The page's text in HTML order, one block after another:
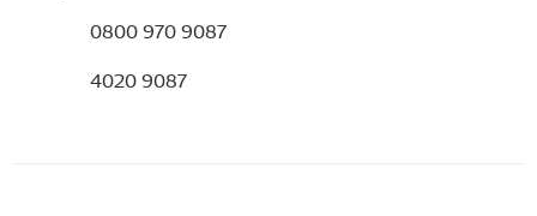
0800 970 9087
4020 9087